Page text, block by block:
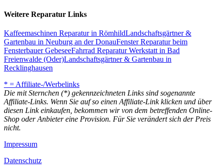
Weitere Reparatur Links
Kaffeemaschinen Reparatur in RömhildLandschaftsgärtner &
Gartenbau in Neuburg an der DonauFenster Reparatur beim
Fensterbauer GebeseeFahrrad Reparatur Werkstatt in Bad
Freienwalde (Oder)Landschaftsgärtner & Gartenbau in
Recklinghausen
* = Affiliate-/Werbelinks
Die mit Sternchen (*) gekennzeichneten Links sind sogenannte
Affiliate-Links. Wenn Sie auf so einen Affiliate-Link klicken und über
diesen Link einkaufen, bekommen wir von dem betreffenden Online-
Shop oder Anbieter eine Provision. Für Sie verändert sich der Preis
nicht.
Impressum
Datenschutz